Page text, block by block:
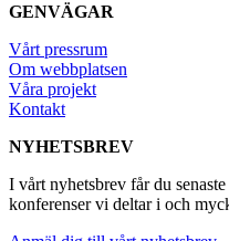
GENVÄGAR
Vårt pressrum
Om webbplatsen
Våra projekt
Kontakt
NYHETSBREV
I vårt nyhetsbrev får du
konferenser vi deltar i och